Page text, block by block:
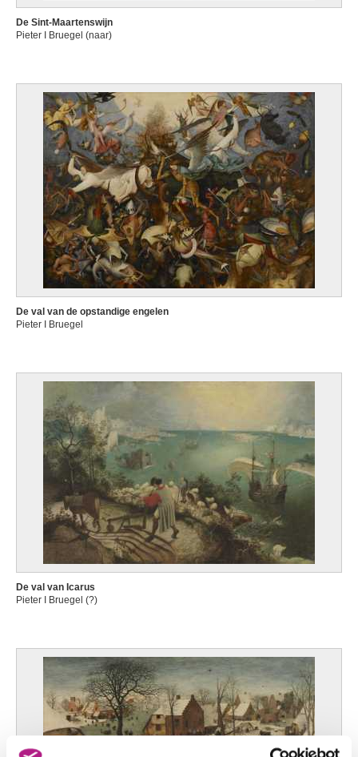
De Sint-Maartenswijn
Pieter I Bruegel (naar)
De val van de opstandige engelen
Pieter I Bruegel
De val van Icarus
Pieter I Bruegel (?)